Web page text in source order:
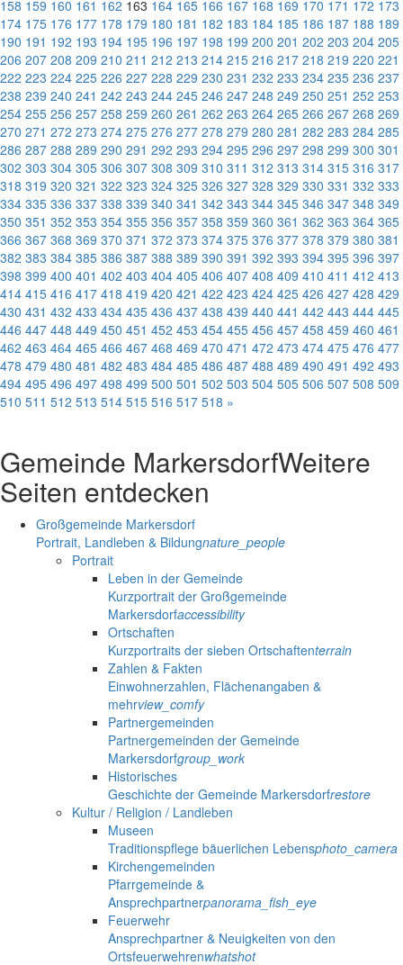
158 159 160 161 162 163 164 165 166 167 168 169 170 171 172 173
174 175 176 177 178 179 180 181 182 183 184 185 186 187 188 189
190 191 192 193 194 195 196 197 198 199 200 201 202 203 204 205
206 207 208 209 210 211 212 213 214 215 216 217 218 219 220 221
222 223 224 225 226 227 228 229 230 231 232 233 234 235 236 237
238 239 240 241 242 243 244 245 246 247 248 249 250 251 252 253
254 255 256 257 258 259 260 261 262 263 264 265 266 267 268 269
270 271 272 273 274 275 276 277 278 279 280 281 282 283 284 285
286 287 288 289 290 291 292 293 294 295 296 297 298 299 300 301
302 303 304 305 306 307 308 309 310 311 312 313 314 315 316 317
318 319 320 321 322 323 324 325 326 327 328 329 330 331 332 333
334 335 336 337 338 339 340 341 342 343 344 345 346 347 348 349
350 351 352 353 354 355 356 357 358 359 360 361 362 363 364 365
366 367 368 369 370 371 372 373 374 375 376 377 378 379 380 381
382 383 384 385 386 387 388 389 390 391 392 393 394 395 396 397
398 399 400 401 402 403 404 405 406 407 408 409 410 411 412 413
414 415 416 417 418 419 420 421 422 423 424 425 426 427 428 429
430 431 432 433 434 435 436 437 438 439 440 441 442 443 444 445
446 447 448 449 450 451 452 453 454 455 456 457 458 459 460 461
462 463 464 465 466 467 468 469 470 471 472 473 474 475 476 477
478 479 480 481 482 483 484 485 486 487 488 489 490 491 492 493
494 495 496 497 498 499 500 501 502 503 504 505 506 507 508 509
510 511 512 513 514 515 516 517 518 »
Gemeinde MarkersdorfWeitere
Seiten entdecken
Großgemeinde Markersdorf
Portrait, Landleben & Bildungnature_people
Portrait
Leben in der Gemeinde
Kurzportrait der Großgemeinde
Markersdorfaccessibility
Ortschaften
Kurzportraits der sieben Ortschaftenterrain
Zahlen & Fakten
Einwohnerzahlen, Flächenangaben &
mehrview_comfy
Partnergemeinden
Partnergemeinden der Gemeinde
Markersdorfgroup_work
Historisches
Geschichte der Gemeinde Markersdorfrestore
Kultur / Religion / Landleben
Museen
Traditionspflege bäuerlichen Lebensphoto_camera
Kirchengemeinden
Pfarrgemeinde &
Ansprechpartnerpanorama_fish_eye
Feuerwehr
Ansprechpartner & Neuigkeiten von den
Ortsfeuerwehrenwhatshot